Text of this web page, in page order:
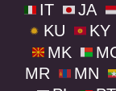
IT
JA
KU
KY
MK
MR
MN